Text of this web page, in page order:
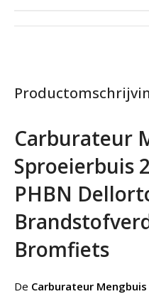
Carburateur
Sproeierbuis
PHBN
Bromfiets
De Carburateur Mengbuis